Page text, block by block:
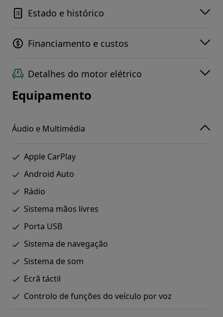
Estado e histórico
Financiamento e custos
Detalhes do motor elétrico
Equipamento
Áudio e Multimédia
Apple CarPlay
Android Auto
Rádio
Sistema mãos livres
Porta USB
Sistema de navegação
Sistema de som
Ecrã táctil
Controlo de funções do veículo por voz